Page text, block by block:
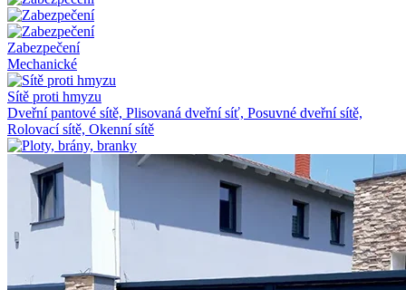
Zabezpečení
Mechanické
Sítě proti hmyzu
Dveřní pantové sítě, Plisovaná dveřní síť, Posuvné dveřní sítě,
Rolovací sítě, Okenní sítě